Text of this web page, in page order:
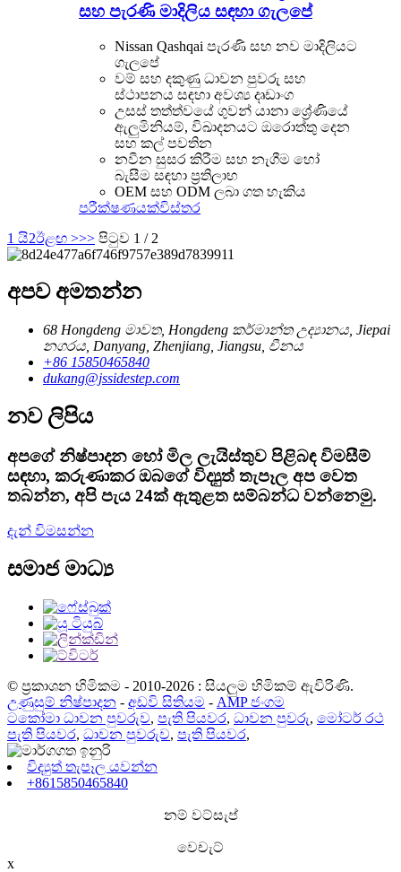
සහ පැරණි මාදිලිය සඳහා ගැලපේ
Nissan Qashqai පැරණි සහ නව මාදිලියට
ගැලපේ
වම් සහ දකුණු ධාවන පුවරු සහ
ස්ථාපනය සඳහා අවශ්‍ය දෘඩාංග
උසස් තත්ත්වයේ ගුවන් යානා ශ්‍රේණියේ
ඇලුමිනියම්, විඛාදනයට ඔරොත්තු දෙන
සහ කල් පවතින
නවීන සුසර කිරීම සහ නැගීම හෝ
බැසීම සඳහා ප්‍රතිලාභ
OEM සහ ODM ලබා ගත හැකිය
පරීක්ෂණයක්විස්තර
1 යි2ඊළඟ >>> පිටුව 1 / 2
අපව අමතන්න
68 Hongdeng මාවත, Hongdeng කර්මාන්ත උද්‍යානය, Jiepai
නගරය, Danyang, Zhenjiang, Jiangsu, චීනය
+86 15850465840
dukang@jssidestep.com
නව ලිපිය
අපගේ නිෂ්පාදන හෝ මිල ලැයිස්තුව පිළිබඳ විමසීම්
සඳහා, කරුණාකර ඔබගේ විද්‍යුත් තැපෑල අප වෙත
තබන්න, අපි පැය 24ක් ඇතුළත සම්බන්ධ වන්නෙමු.
දැන් විමසන්න
සමාජ මාධ්‍ය
© ප්‍රකාශන හිමිකම - 2010-2026 : සියලුම හිමිකම් ඇවිරිණි.
උණුසුම් නිෂ්පාදන - අඩවි සිතියම - AMP ජංගම
ටකෝමා ධාවන පුවරුව, පැති පියවර, ධාවන පුවරු, මෝටර් රථ
පැති පියවර, ධාවන පුවරුව, පැති පියවර,
විද්‍යුත් තැපෑල යවන්න
+8615850465840
නම් වට්සැප්
වෙචැට්
x